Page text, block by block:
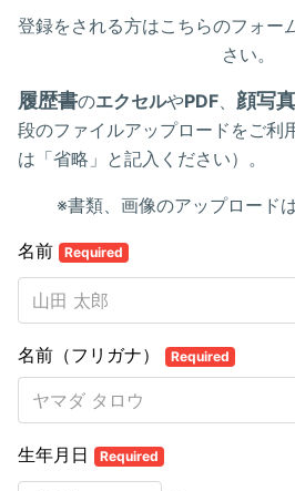
登録をされる方はこちらのフォー
さい。
履歴書のエクセルやPDF、 顔写
段のファイルアップロードをご利
は「省略」と記入ください）。
※書類、画像のアップロード
名前 Required
名前（フリガナ） Required
生年月日 Required